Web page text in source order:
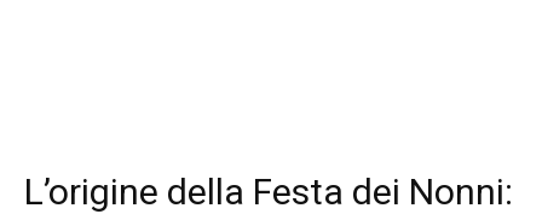
L’origine della Festa dei Nonni: